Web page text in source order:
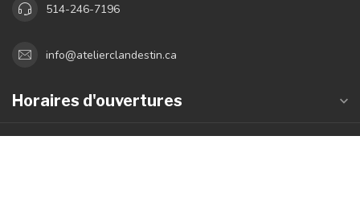
514-246-7196
info@atelierclandestin.ca
Horaires d'ouvertures